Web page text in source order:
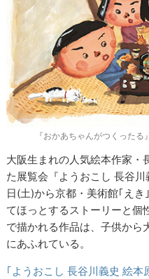
『おかあちゃんがつくった
大阪生まれの人気絵本作家・
た展覧会『ようおこし 長谷
日(土)から京都・美術館｢えき
てほっとするストーリーと個
で描かれる作品は、子供から
にあふれている。
｢ようおこし 長谷川義史 絵